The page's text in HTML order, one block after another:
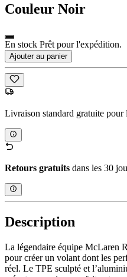
Couleur Noir
En stock Prêt pour l'expédition.
Ajouter au panier
Livraison standard gratuite pour
Retours gratuits dans les 30
Description
La légendaire équipe McLaren
pour créer un volant dont les
réel. Le TPE sculpté et